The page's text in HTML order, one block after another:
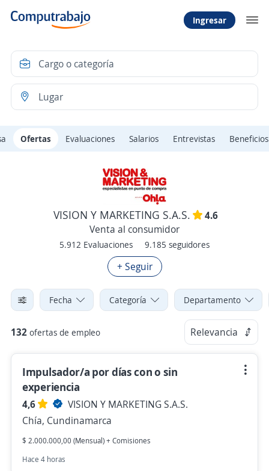
Ingresar
Ofertas Evaluaciones Salarios Entrevistas Beneficios
VISION Y MARKETING S.A.S.
4.6
Venta al consumidor
5.912 Evaluaciones 9.185 seguidores
+ Seguir
Fecha Categoría Departamento
132 ofertas de empleo Relevancia
Impulsador/a por días con o sin
experiencia
4,6
VISION Y MARKETING S.A.S.
Chía, Cundinamarca
$ 2.000.000,00 (Mensual) + Comisiones
Hace 4 horas